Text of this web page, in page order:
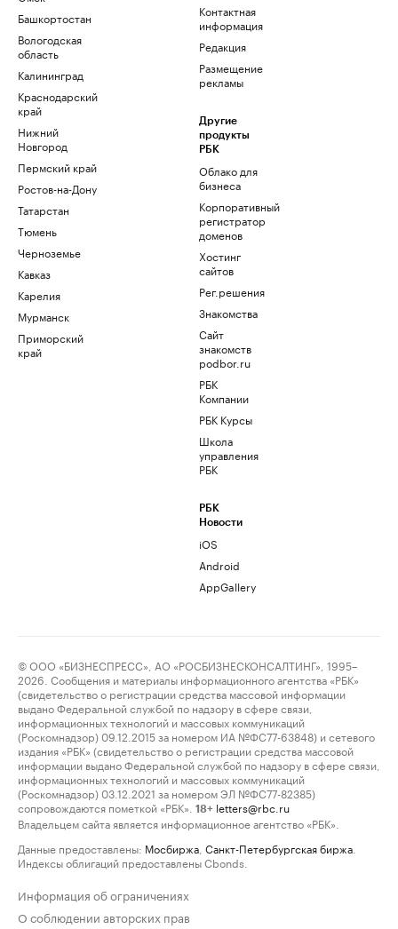
Башкортостан
Вологодская
область
Калининград
Краснодарский
край
Нижний
Новгород
Пермский край
Ростов-на-Дону
Татарстан
Тюмень
Черноземье
Кавказ
Карелия
Мурманск
Приморский
край
Контактная
информация
Редакция
Размещение
рекламы
Другие
продукты
РБК
Облако для
бизнеса
Корпоративный
регистратор
доменов
Хостинг
сайтов
Рег.решения
Знакомства
Сайт
знакомств
podbor.ru
РБК
Компании
РБК Курсы
Школа
управления
РБК
РБК
Новости
iOS
Android
AppGallery
© ООО «БИЗНЕСПРЕСС», АО «РОСБИЗНЕСКОНСАЛТИНГ», 1995–
2026. Сообщения и материалы информационного агентства «РБК»
(свидетельство о регистрации средства массовой информации
выдано Федеральной службой по надзору в сфере связи,
информационных технологий и массовых коммуникаций
(Роскомнадзор) 09.12.2015 за номером ИА №ФС77-63848) и сетевого
издания «РБК» (свидетельство о регистрации средства массовой
информации выдано Федеральной службой по надзору в сфере связи,
информационных технологий и массовых коммуникаций
(Роскомнадзор) 03.12.2021 за номером ЭЛ №ФС77-82385)
сопровождаются пометкой «РБК».
18+ letters@rbc.ru
Владельцем сайта является информационное агентство «РБК».
Данные предоставлены: Мосбиржа Санкт-Петербургская биржа
Индексы облигаций предоставлены Cbonds.
Информация об ограничениях
О соблюдении авторских прав